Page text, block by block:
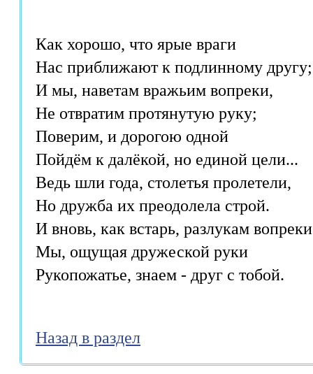
Как хорошо, что ярые враги
Нас приближают к подлинному другу;
И мы, наветам вражьим вопреки,
Не отвратим протянутую руку;
Поверим, и дорогою одной
Пойдём к далёкой, но единой цели...
Ведь шли года, столетья пролетели,
Но дружба их преодолела строй.
И вновь, как встарь, разлукам вопреки
Мы, ощущая дружеской руки
Назад в раздел